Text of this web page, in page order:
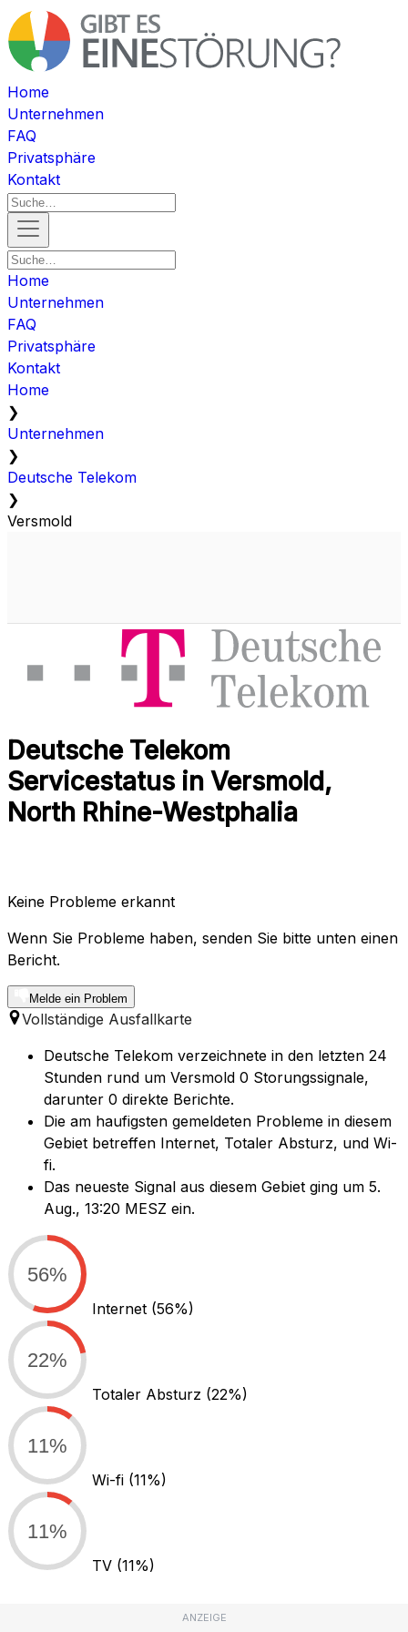
Home
Unternehmen
FAQ
Privatsphäre
Kontakt
Home
Unternehmen
FAQ
Privatsphäre
Kontakt
Home
❯
Unternehmen
❯
Deutsche Telekom
❯
Versmold
Deutsche Telekom
Servicestatus in Versmold,
North Rhine-Westphalia
Keine Probleme erkannt
Wenn Sie Probleme haben, senden Sie bitte unten einen
Bericht.
Melde ein Problem
Vollständige Ausfallkarte
Deutsche Telekom verzeichnete in den letzten 24
Stunden rund um Versmold 0 Storungssignale,
darunter 0 direkte Berichte.
Die am haufigsten gemeldeten Probleme in diesem
Gebiet betreffen Internet, Totaler Absturz, und Wi-
fi.
Das neueste Signal aus diesem Gebiet ging um 5.
Aug., 13:20 MESZ ein.
56%
Internet (56%)
22%
Totaler Absturz (22%)
11%
Wi-fi (11%)
11%
TV (11%)
ANZEIGE